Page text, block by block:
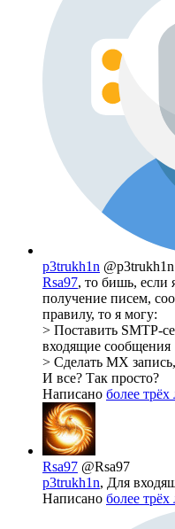
p3trukh1n @p3trukh1n
Rsa97, то бишь, если
получение писем,
правилу, то я могу:
> Поставить SMTP-
входящие сообщения
> Сделать MX
И все? Так просто?
Написано более трёх
Rsa97 @Rsa97
p3trukh1n, Для
Написано более трёх